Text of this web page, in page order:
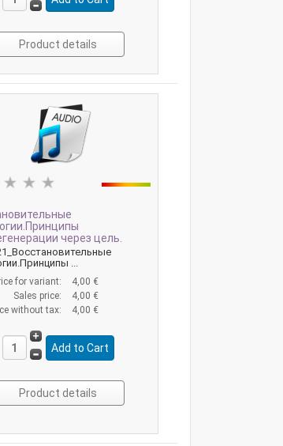
Product details
через цель.
...
for variant:
4,00 €
Sales price:
4,00 €
without tax:
4,00 €
Product details